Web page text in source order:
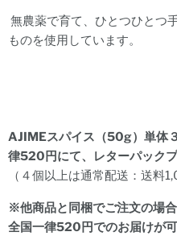
無農薬で育て、ひとつひとつ
ものを使用しています。
AJIMEスパイス（50g）単体３
律520円にて、レターパック
（４個以上は通常配送：送料
※他商品と同梱でご注文の場
全国一律520円でのお届けが可